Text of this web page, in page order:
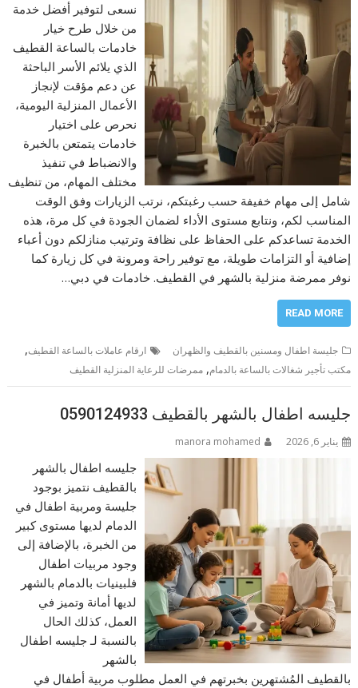
نسعى لتوفير أفضل خدمة
من خلال طرح خيار
خادمات بالساعة القطيف
الذي يلائم الأسر الباحثة
عن دعم مؤقت لإنجاز
الأعمال المنزلية اليومية،
نحرص على اختيار
خادمات يتمتعن بالخبرة
والانضباط في تنفيذ
مختلف المهام، من تنظيف
شامل إلى مهام خفيفة حسب رغبتكم، نرتب الزيارات وفق الوقت
المناسب لكم، ونتابع مستوى الأداء لضمان الجودة في كل مرة، هذه
الخدمة تساعدكم على الحفاظ على نظافة وترتيب منازلكم دون أعباء
إضافية أو التزامات طويلة، مع توفير راحة ومرونة في كل زيارة كما
نوفر ممرضة منزلية بالشهر في القطيف. خادمات في دبي…
READ MORE
جليسة اطفال ومسنين بالقطيف والظهران ارقام عاملات بالساعة القطيف,
مكتب تأجير شغالات بالساعة بالدمام,ممرضات للرعاية المنزلية القطيف
جليسه اطفال بالشهر بالقطيف 0590124933
يناير 6, 2026 manora mohamed
جليسه اطفال بالشهر
بالقطيف نتميز بوجود
جليسة ومربية اطفال في
الدمام لديها مستوى كبير
من الخبرة، بالإضافة إلى
وجود مربيات اطفال
فلبينيات بالدمام بالشهر
لديها أمانة وتميز في
العمل، كذلك الحال
بالنسبة لـ جليسه اطفال
بالشهر
بالقطيف المُشتهرين بخبرتهم في العمل مطلوب مربية أطفال في